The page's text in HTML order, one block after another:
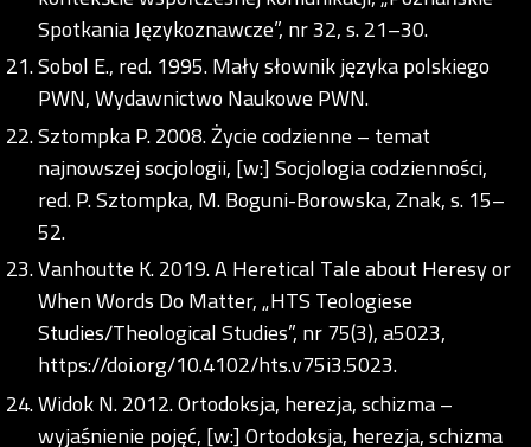
Spotkania Językoznawcze”, nr 32, s. 21–30.
Sobol E., red. 1995. Mały słownik języka polskiego
PWN, Wydawnictwo Naukowe PWN.
Sztompka P. 2008. Życie codzienne – temat
najnowszej socjologii, [w:] Socjologia codzienności,
red. P. Sztompka, M. Boguni-Borowska, Znak, s. 15–
52.
Vanhoutte K. 2019. A Heretical Tale about Heresy or
When Words Do Matter, „HTS Teologiese
Studies/Theological Studies”, nr 75(3), a5023,
https://doi.org/10.4102/hts.v75i3.5023.
Widok N. 2012. Ortodoksja, herezja, schizma –
wyjaśnienie pojęć, [w:] Ortodoksja, herezja, schizma